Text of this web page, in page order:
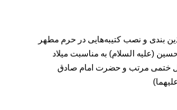
بندی و نصب کتیبه‌هایی در حرم مطهر
(علیه السلام) به مناسبت میلاد
مرتب و حضرت امام صادق